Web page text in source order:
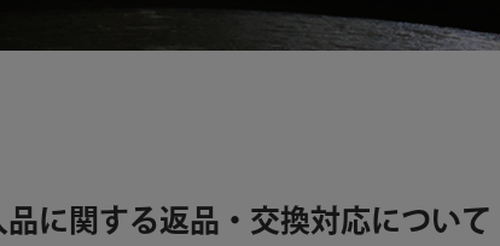
に関する返品・交換対応について